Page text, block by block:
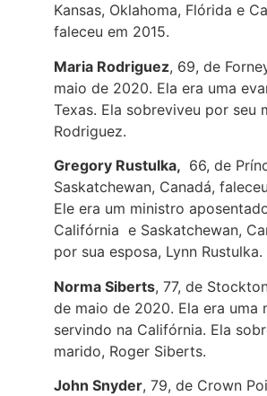
Kansas, Oklahoma, Flórida e
faleceu em 2015.
Maria Rodriguez, 69, de
maio de 2020. Ela era uma
Texas. Ela sobreviveu por seu
Rodriguez.
Gregory Rustulka, 66, de
Saskatchewan, Canadá,
Ele era um ministro
Califórnia e Saskatchewan,
por sua esposa, Lynn Rustulka.
Norma Siberts, 77, de
de maio de 2020. Ela era uma
servindo na Califórnia. Ela
marido, Roger Siberts.
John Snyder, 79, de Crown